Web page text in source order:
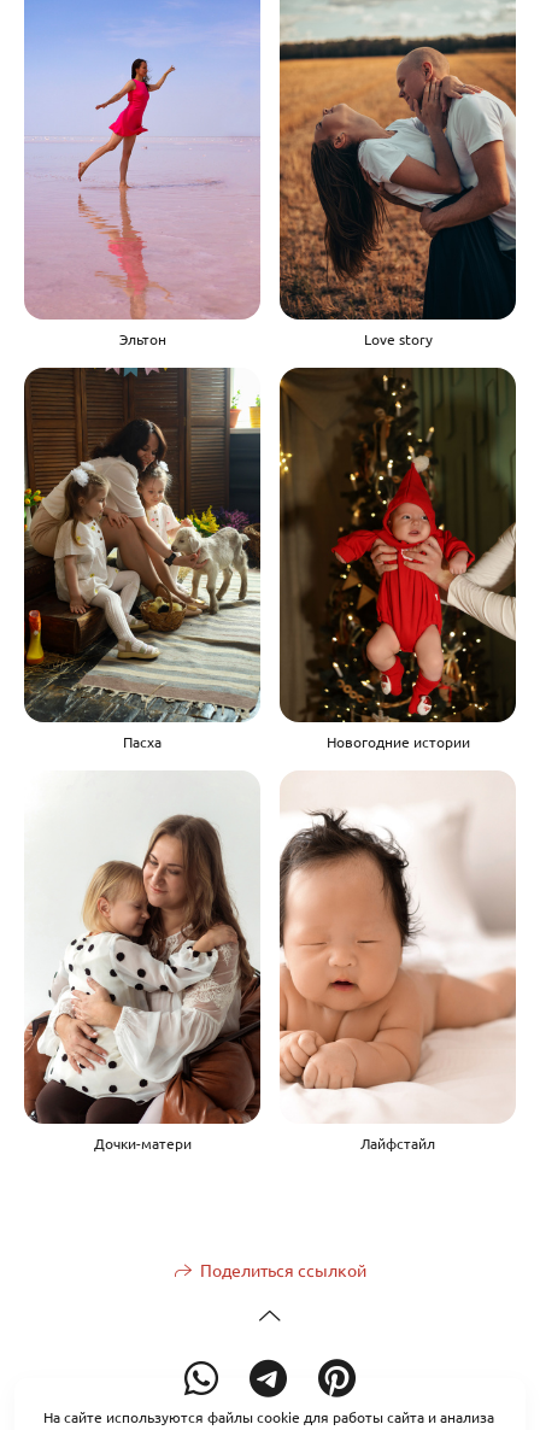
Эльтон Love story
Пасха Новогодние истории
Дочки-матери Лайфстайл
Поделиться ссылкой
На сайте используются файлы cookie для работы сайта и анализа